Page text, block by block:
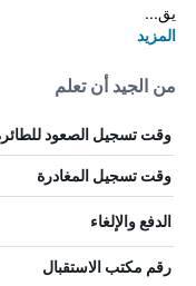
يق...
المزيد
من الجيد أن تعلم
وقت تسجيل الصعود
وقت تسجيل المغادرة
الدفع والإلغاء
رقم مكتب الاستقبال